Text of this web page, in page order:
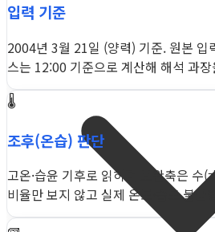
입력 기준
2004년 3월 21일 (양력) 기준. 원본 입
스는 12:00 기준으로 계산해 해석 과
🌡️
조후(온습) 판단
고온·습윤 기후로 읽히며 보완축은 수(
비율만 보지 않고 실제 온도·습도 불균